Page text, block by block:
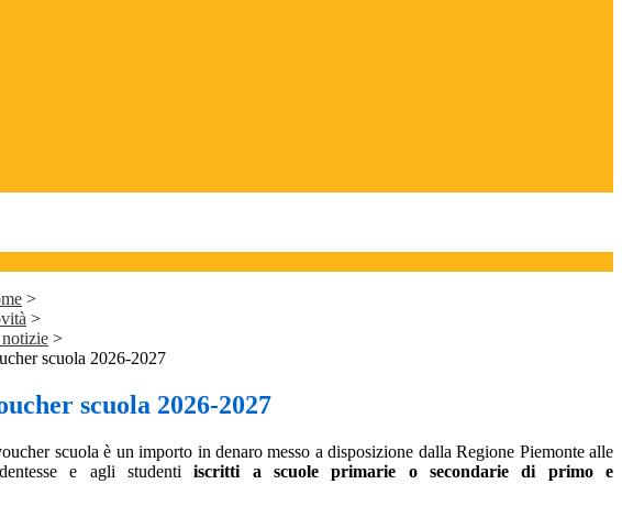
>
>
>
scuola 2026-2027
scuola 2026-2027
scuola è un importo in denaro messo a disposizione dalla Regione Piemonte alle
e agli studenti iscritti a scuole primarie o secondarie di primo e